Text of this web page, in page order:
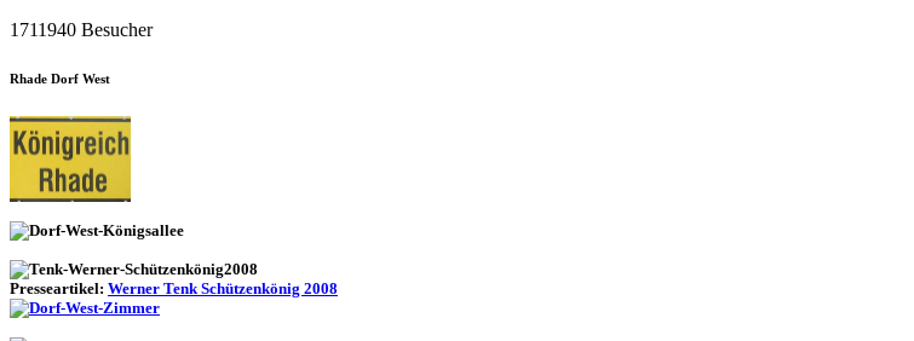
1711940 Besucher
Rhade Dorf West
Presseartikel: Werner Tenk Schützenkönig 2008